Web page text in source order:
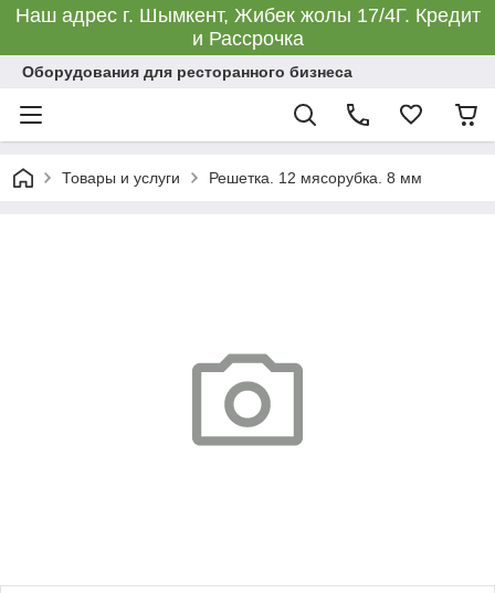
Наш адрес г. Шымкент, Жибек жолы 17/4Г. Кредит
и Рассрочка
Оборудования для ресторанного бизнеса
Товары и услуги Решетка. 12 мясорубка. 8 мм